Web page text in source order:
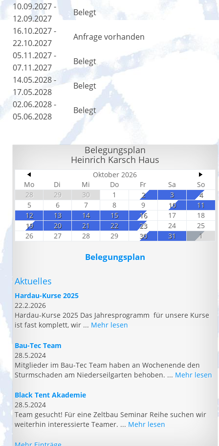
10.09.2027 -
12.09.2027
Belegt
16.10.2027 -
22.10.2027
Anfrage vorhanden
05.11.2027 -
07.11.2027
Belegt
14.05.2028 -
17.05.2028
Belegt
02.06.2028 -
05.06.2028
Belegt
Belegungsplan
Heinrich Karsch Haus
Oktober 2026
Mo
Di Mi Do Fr Sa
So
28
29 30 1 2 3
4
5
6 7 8 9 10
11
12
13 14 15 16 17
18
19
20 21 22 23 24
25
26
27 28 29 30 31 1
Belegungsplan
Aktuelles
Hardau-Kurse 2025
22.2.2026
Hardau-Kurse 2025 Das Jahresprogramm für unsere Kurse
ist fast komplett, wir ... Mehr lesen
Bau-Tec Team
28.5.2024
Mitglieder im Bau-Tec Team haben an Wochenende den
Sturmschaden am Niederseilgarten behoben. ... Mehr lesen
Black Tent Akademie
28.5.2024
Team gesucht! Für eine Zeltbau Seminar Reihe suchen wir
weiterhin interessierte Teamer. ... Mehr lesen